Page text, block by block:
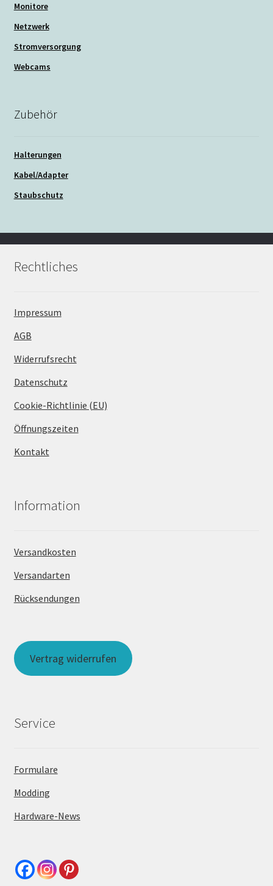
Monitore
Netzwerk
Stromversorgung
Webcams
Zubehör
Halterungen
Kabel/Adapter
Staubschutz
Rechtliches
Impressum
AGB
Widerrufsrecht
Datenschutz
Cookie-Richtlinie (EU)
Öffnungszeiten
Kontakt
Information
Versandkosten
Versandarten
Rücksendungen
Vertrag widerrufen
Service
Formulare
Modding
Hardware-News